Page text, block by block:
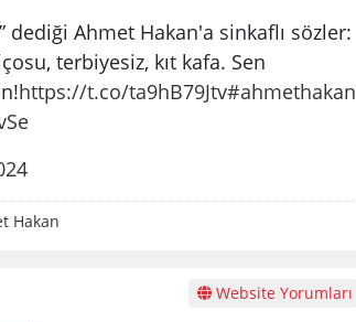
dediği Ahmet Hakan'a sinkaflı sözler:
terbiyesiz, kıt kafa. Sen
https://t.co/ta9hB79Jtv#ahmethakan
Hakan
Website Yorumları